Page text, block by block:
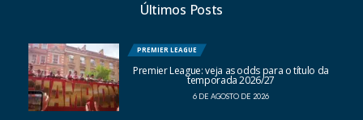
Últimos Posts
PREMIER LEAGUE
Premier League: veja as odds para o título da
temporada 2026/27
6 DE AGOSTO DE 2026